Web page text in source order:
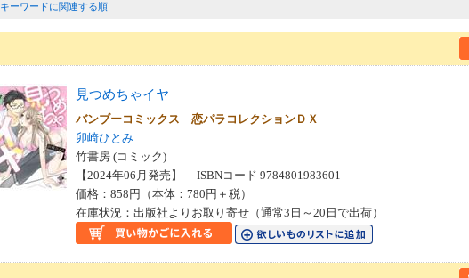
キーワードに関連する順
見つめちゃイヤ
バンブーコミックス 恋パラコレクションＤＸ
卯崎ひとみ
竹書房 (コミック)
【2024年06月発売】 ISBNコード 9784801983601
価格：858円（本体：780円＋税）
在庫状況：出版社よりお取り寄せ（通常3日～20日で出荷）